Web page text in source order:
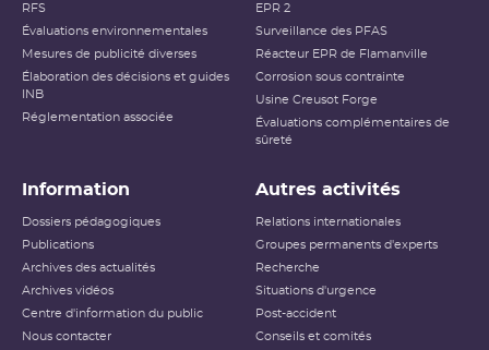
RFS
Évaluations environnementales
Mesures de publicité diverses
Élaboration des décisions et guides
INB
Réglementation associée
EPR 2
Surveillance des PFAS
Réacteur EPR de Flamanville
Corrosion sous contrainte
Usine Creusot Forge
Évaluations complémentaires de
sûreté
Information
Dossiers pédagogiques
Publications
Archives des actualités
Archives vidéos
Centre d'information du public
Nous contacter
Autres activités
Relations internationales
Groupes permanents d'experts
Recherche
Situations d'urgence
Post-accident
Conseils et comités